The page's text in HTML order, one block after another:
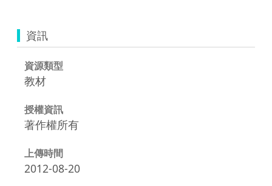
資訊
資源類型
教材
授權資訊
著作權所有
上傳時間
2012-08-20